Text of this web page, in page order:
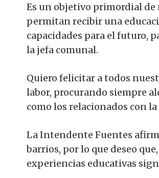
Es un objetivo primordial
permitan recibir una
capacidades para el futuro,
la jefa comunal.
Quiero felicitar a todos
labor, procurando siempre
como los relacionados con
La Intendente Fuentes
barrios, por lo que deseo
experiencias educativas